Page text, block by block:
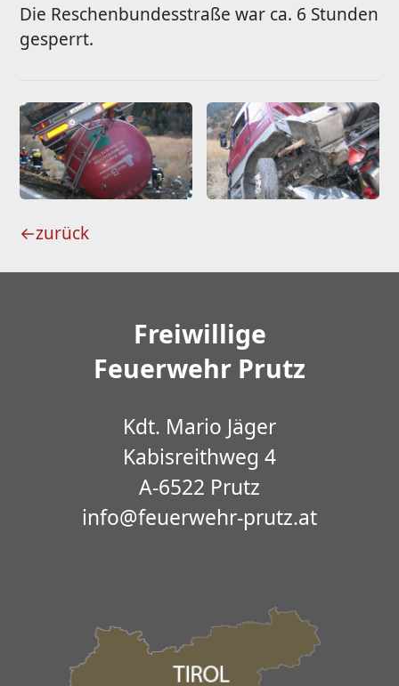
Die Reschenbundesstraße war ca. 6 Stunden
gesperrt.
←zurück
Freiwillige
Feuerwehr Prutz
Kdt. Mario Jäger
Kabisreithweg 4
A-6522 Prutz
info@feuerwehr-prutz.at